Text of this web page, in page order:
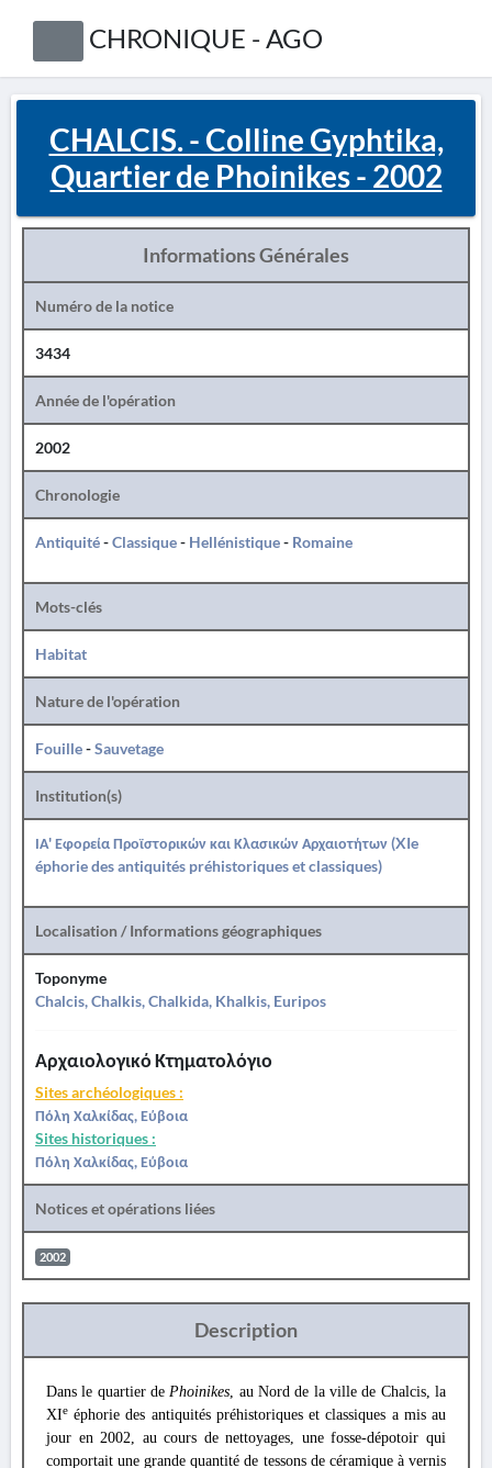
CHRONIQUE - AGO
CHALCIS. - Colline Gyphtika,
Quartier de Phoinikes - 2002
Informations Générales
Numéro de la notice
3434
Année de l'opération
2002
Chronologie
Antiquité-Classique- Hellénistique- Romaine
Mots-clés
Habitat
Nature de l'opération
Fouille-Sauvetage
Institution(s)
ΙΑ' Εφορεία Προϊστορικών και Κλασικών Αρχαιοτήτων (XIe
éphorie des antiquités préhistoriques et classiques)
Localisation / Informations géographiques
Toponyme
Chalcis, Chalkis, Chalkida, Khalkis, Euripos
Αρχαιολογικό Κτηματολόγιο
Sites archéologiques :
Πόλη Χαλκίδας, Εύβοια
Sites historiques :
Πόλη Χαλκίδας, Εύβοια
Notices et opérations liées
2002
Description
Dans le quartier dePhoinikes, au Nord de la ville de Chalcis, la
XIe éphorie des antiquités préhistoriques et classiques a mis au
jour en 2002, au cours de nettoyages, une fosse-dépotoir qui
comportait une grande quantité de tessons de céramique à vernis